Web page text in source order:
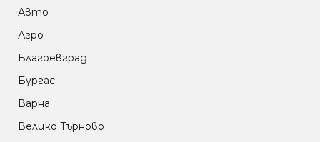
Авто
Агро
Благоевград
Бургас
Варна
Велико Търново